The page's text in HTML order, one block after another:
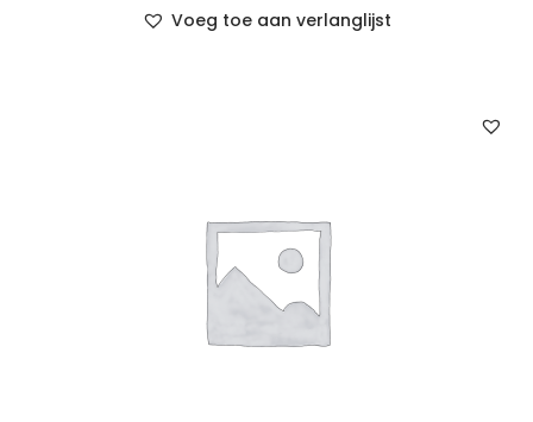
Voeg toe aan verlanglijst